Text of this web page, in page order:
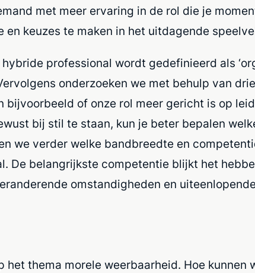
met meer ervaring in de rol die je
keuzes te maken in het uitdagende
professional wordt gedefinieerd als
onderzoeken we met behulp van
bijvoorbeeld of onze rol meer gericht is op
bij stil te staan, kun je beter bepalen
we verder welke bandbreedte en
De belangrijkste competentie blijkt het
omstandigheden en
thema morele weerbaarheid. Hoe kunnen